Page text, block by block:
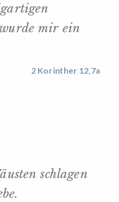
mir ein
2 Korinther 12,7a
schlagen